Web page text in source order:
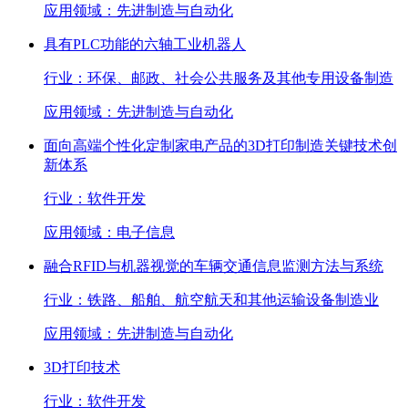
应用领域： 先进制造与自动化
具有PLC功能的六轴工业机器人
行业： 环保、邮政、社会公共服务及其他专用设备制造
应用领域： 先进制造与自动化
面向高端个性化定制家电产品的3D打印制造关键技术创
新体系
行业： 软件开发
应用领域： 电子信息
融合RFID与机器视觉的车辆交通信息监测方法与系统
行业： 铁路、船舶、航空航天和其他运输设备制造业
应用领域： 先进制造与自动化
3D打印技术
行业： 软件开发